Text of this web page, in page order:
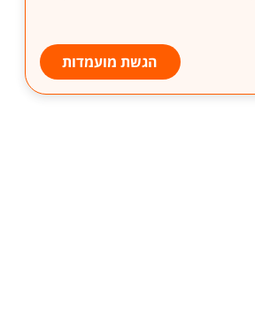
הגשת מועמדות